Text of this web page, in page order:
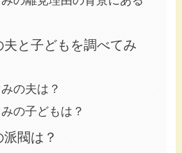
夫と子どもを調べてみ
の夫は？
の子どもは？
閥は？